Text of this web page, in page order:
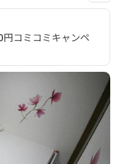
コミコミキャンペ